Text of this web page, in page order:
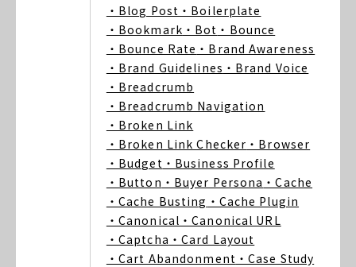
・Blog Post ・Boilerplate
・Bookmark ・Bot ・Bounce
・Bounce Rate ・Brand Awareness
・Brand Guidelines ・Brand Voice
・Breadcrumb
・Breadcrumb Navigation
・Broken Link
・Broken Link Checker ・Browser
・Budget ・Business Profile
・Button ・Buyer Persona ・Cache
・Cache Busting ・Cache Plugin
・Canonical ・Canonical URL
・Captcha ・Card Layout
・Cart Abandonment ・Case Study